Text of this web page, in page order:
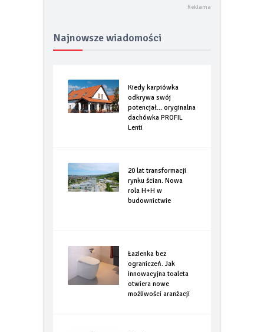
Najnowsze wiadomości
Kiedy karpiówka
odkrywa swój
potencjał… oryginalna
dachówka PROFIL
Lenti
20 lat transformacji
rynku ścian. Nowa
rola H+H w
budownictwie
Łazienka bez
ograniczeń. Jak
innowacyjna toaleta
otwiera nowe
możliwości aranżacji